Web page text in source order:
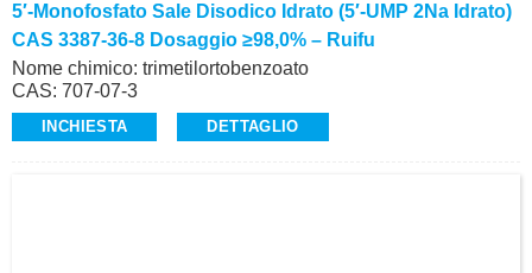
5′-Monofosfato Sale Disodico Idrato (5′-UMP 2Na Idrato)
CAS 3387-36-8 Dosaggio ≥98,0% – Ruifu
Nome chimico: trimetilortobenzoato
CAS: 707-07-3
Analisi: ≥98,0% (GC)
Aspetto: liquido limpido e incolore
INCHIESTA DETTAGLIO